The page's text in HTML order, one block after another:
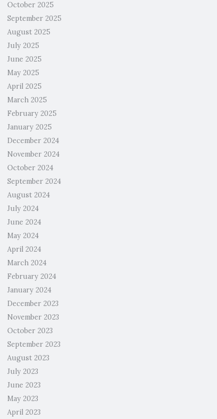
October 2025
September 2025
August 2025
July 2025
June 2025
May 2025
April 2025
March 2025
February 2025
January 2025
December 2024
November 2024
October 2024
September 2024
August 2024
July 2024
June 2024
May 2024
April 2024
March 2024
February 2024
January 2024
December 2023
November 2023
October 2023
September 2023
August 2023
July 2023
June 2023
May 2023
April 2023